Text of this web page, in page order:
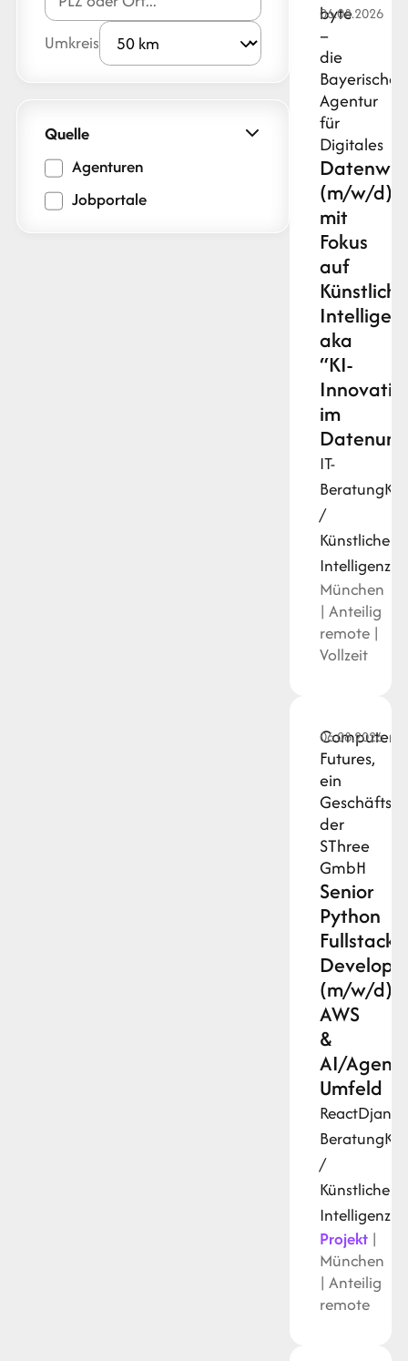
Umkreis
Quelle
Agenturen
Jobportale
byte
–
die
Bayerische
Agentur
für
Digitales
(m/w/d)
mit
Fokus
auf
Künstliche
aka
“KI-
im
06.08.2026
IT-
BeratungKI
/
Künstliche
Intelligenz
München
| Anteilig
remote |
Vollzeit
Computer
Futures,
ein
der
SThree
GmbH
Senior
Python
Fullstack
(m/w/d)
AWS
&
AI/
Umfeld
06.08.2026
React
BeratungKI
/
Künstliche
Intelligenz
Projekt|
München
| Anteilig
remote